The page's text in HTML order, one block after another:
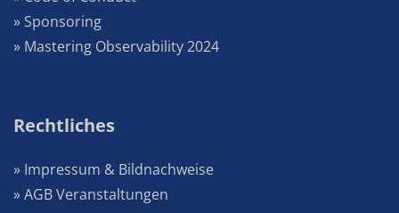
» Sponsoring
» Mastering Observability 2024
Rechtliches
» Impressum & Bildnachweise
» AGB Veranstaltungen